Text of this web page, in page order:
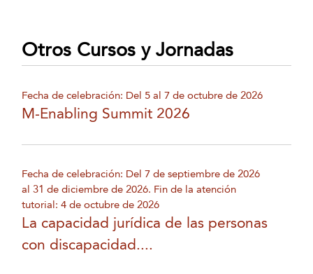
Otros Cursos y Jornadas
Fecha de celebración: Del 5 al 7 de octubre de 2026
M-Enabling Summit 2026
Fecha de celebración: Del 7 de septiembre de 2026
al 31 de diciembre de 2026. Fin de la atención
tutorial: 4 de octubre de 2026
La capacidad jurídica de las personas
con discapacidad....